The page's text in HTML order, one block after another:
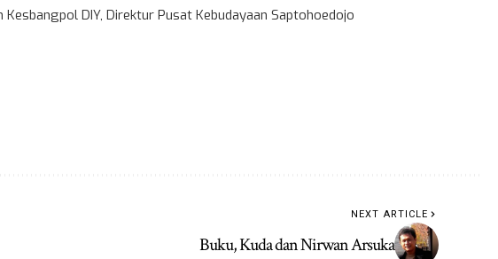
DIY, Direktur Pusat Kebudayaan Saptohoedojo
NEXT ARTICLE
Buku, Kuda dan Nirwan Arsuka